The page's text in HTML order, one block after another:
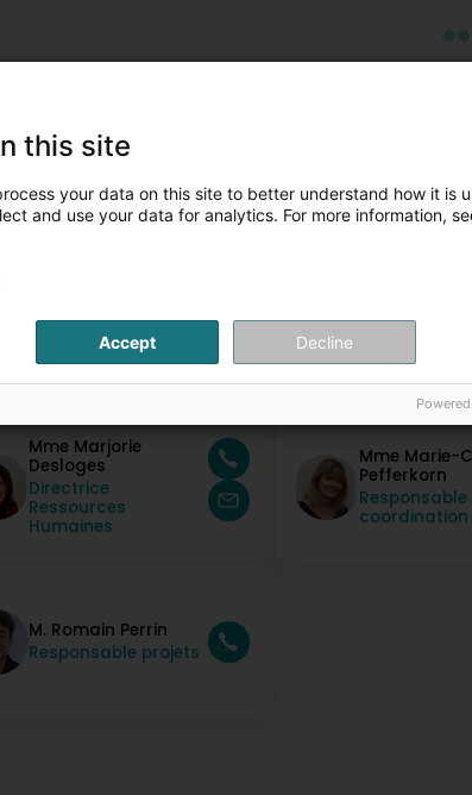
de contact
Mme Marjorie
Desloges
Directrice
Ressources
Humaines
Mme Marie-
Pefferkorn
Responsable
coordination
M. Romain Perrin
Responsable projets
this site
your data on this site to better understand how it is
and use your data for analytics. For more information,
Accept Decline